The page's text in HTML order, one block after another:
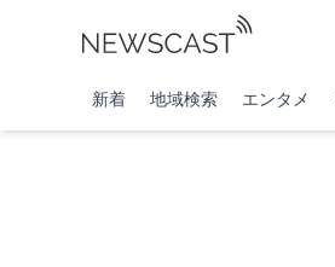
新着 地域検索 エンタメ